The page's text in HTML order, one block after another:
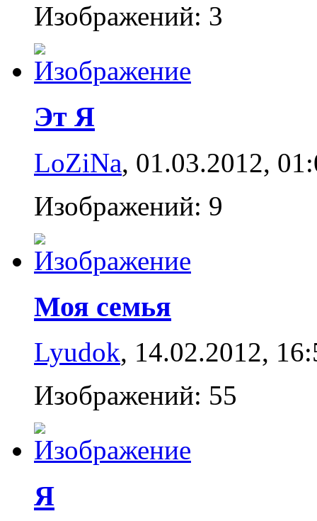
Изображений: 3
Эт Я
LoZiNa, 01.03.2012,
Изображений: 9
Моя семья
Lyudok, 14.02.2012,
Изображений: 55
Я